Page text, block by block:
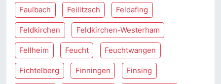
Faulbach Feilitzsch Feldafing
Feldkirchen Feldkirchen-Westerham
Fellheim Feucht Feuchtwangen
Fichtelberg Finningen Finsing